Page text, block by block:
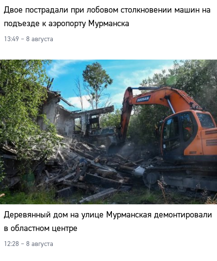
Двое пострадали при лобовом столкновении машин на
подъезде к аэропорту Мурманска
13:49 – 8 августа
Деревянный дом на улице Мурманская демонтировали
в областном центре
12:28 – 8 августа